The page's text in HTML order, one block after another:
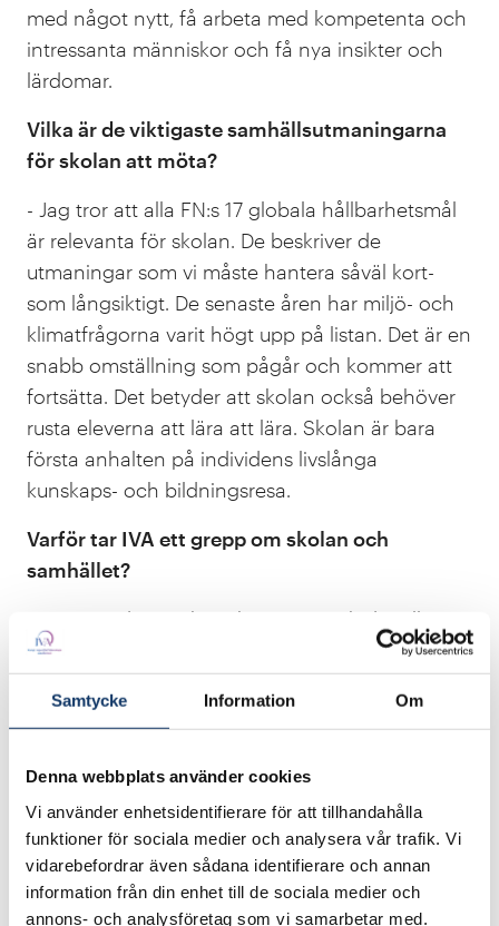
Samtycke Information Om
Denna webbplats använder cookies
Vi använder enhetsidentifierare för att tillhandahålla
funktioner för sociala medier och analysera vår trafik. Vi
vidarebefordrar även sådana identifierare och annan
information från din enhet till de sociala medier och
annons- och analysföretag som vi samarbetar med.
med något nytt, få arbeta med kompetenta och
intressanta människor och få nya insikter och
lärdomar.
Vilka är de viktigaste samhällsutmaningarna
för skolan att möta?
- Jag tror att alla FN:s 17 globala hållbarhetsmål
är relevanta för skolan. De beskriver de
utmaningar som vi måste hantera såväl kort-
som långsiktigt. De senaste åren har miljö- och
klimatfrågorna varit högt upp på listan. Det är en
snabb omställning som pågår och kommer att
fortsätta. Det betyder att skolan också behöver
rusta eleverna att lära att lära. Skolan är bara
första anhalten på individens livslånga
kunskaps- och bildningsresa.
Varför tar IVA ett grepp om skolan och
samhället?
- IVAs uppdrag och ambition är att bidra till
samhällets utveckling med kunskap och förnuft
genom att bygga broar mellan näringsliv,
offentlig verksamhet, akademi och politik. Det är
belysa hur skolan som bildningsinstitution kan
och ska bidra till en hållbar samhällsutveckling.
Vad hoppas ni åstadkomma?
- Skoldebatten är inte sällan polariserad. Vi vill